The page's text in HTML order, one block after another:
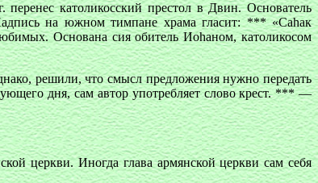
католикосский престол в Двин. Основатель
на южном тимпане храма гласит: *** «Саhак
Основана сия обитель Иоhаном, католикосом
решили, что смысл предложения нужно передать
дня, сам автор употребляет слово крест. *** —
церкви. Иногда глава армянской церкви сам себя